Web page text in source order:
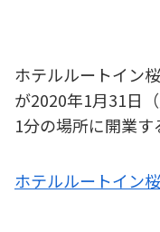
ホテルルートイン
が2020年1月31日
1分の場所に開業す
ホテルルートイン